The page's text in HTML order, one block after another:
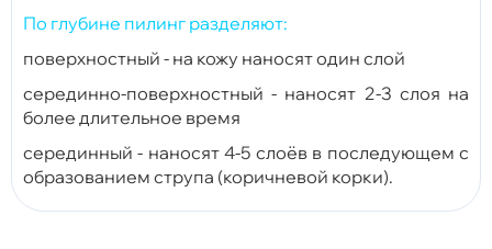
По глубине пилинг разделяют:
поверхностный - на кожу наносят один слой
серединно-поверхностный - наносят 2-3 слоя на
более длительное время
серединный - наносят 4-5 слоёв в последующем с
образованием струпа (коричневой корки).